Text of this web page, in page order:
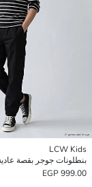
LCW Kids
بنطلونات جوجر بقصة عادية
999.00 EGP